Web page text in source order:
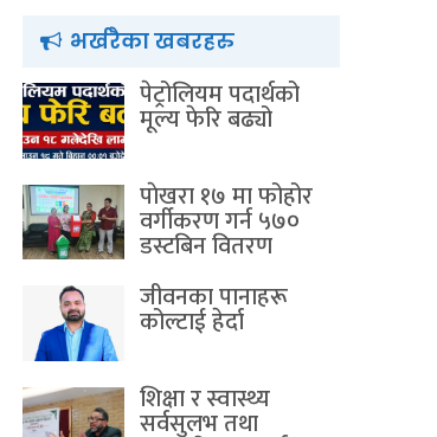
भर्खरैका खबरहरु
पेट्रोलियम पदार्थको
मूल्य फेरि बढ्यो
पाेखरा १७ मा फोहोर
वर्गीकरण गर्न ५७०
डस्टबिन वितरण
जीवनका पानाहरू
कोल्टाई हेर्दा
शिक्षा र स्वास्थ्य
सर्वसुलभ तथा